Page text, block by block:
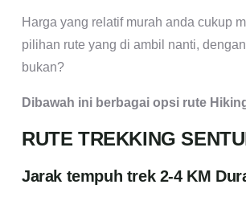
Harga yang relatif murah anda cukup
pilihan rute yang di ambil nanti,
bukan?
Dibawah ini berbagai opsi rute
RUTE TREKKING
Jarak tempuh trek 2-4 KM